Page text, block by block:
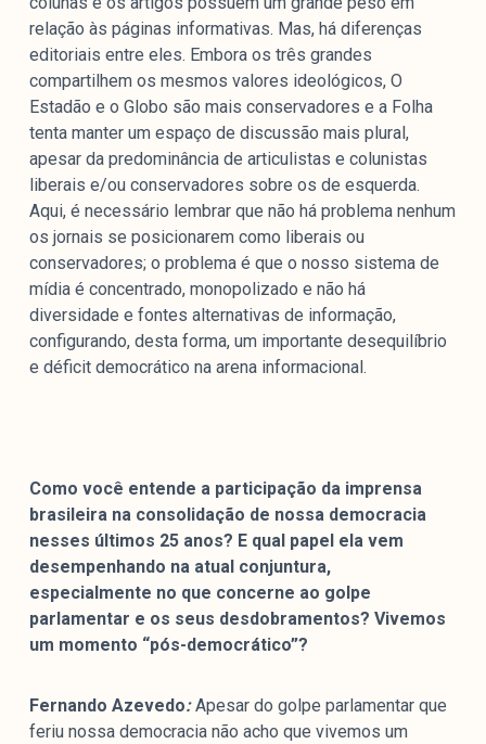
relação às páginas informativas. Mas, há diferenças
editoriais entre eles. Embora os três grandes
compartilhem os mesmos valores ideológicos, O
Estadão e o Globo são mais conservadores e a Folha
tenta manter um espaço de discussão mais plural,
apesar da predominância de articulistas e colunistas
liberais e/ou conservadores sobre os de esquerda.
Aqui, é necessário lembrar que não há problema nenhum
os jornais se posicionarem como liberais ou
conservadores; o problema é que o nosso sistema de
mídia é concentrado, monopolizado e não há
diversidade e fontes alternativas de informação,
configurando, desta forma, um importante desequilíbrio
e déficit democrático na arena informacional.
Como você entende a participação da imprensa
brasileira na consolidação de nossa democracia
nesses últimos 25 anos? E qual papel ela vem
desempenhando na atual conjuntura,
especialmente no que concerne ao golpe
parlamentar e os seus desdobramentos? Vivemos
um momento “pós-democrático”?
Fernando Azevedo:Apesar do golpe parlamentar que
feriu nossa democracia não acho que vivemos um